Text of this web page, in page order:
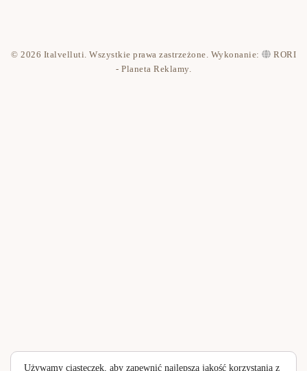
Polityka prywatności
© 2026 Italvelluti. Wszystkie prawa zastrzeżone. Wykonanie:
RORI
- Planeta Reklamy.
Używamy ciasteczek, aby zapewnić najlepszą jakość korzystania z